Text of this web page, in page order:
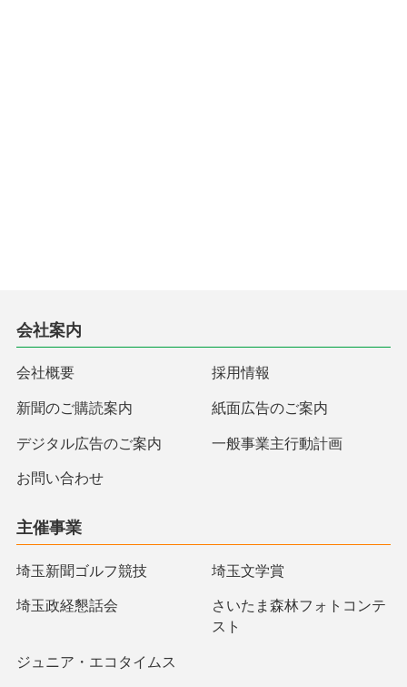
会社案内
会社概要 採用情報
新聞のご購読案内 紙面広告のご案内
デジタル広告のご案内 一般事業主行動計画
お問い合わせ
主催事業
埼玉新聞ゴルフ競技 埼玉文学賞
埼玉政経懇話会
さいたま森林フォトコンテ
スト
ジュニア・エコタイムス